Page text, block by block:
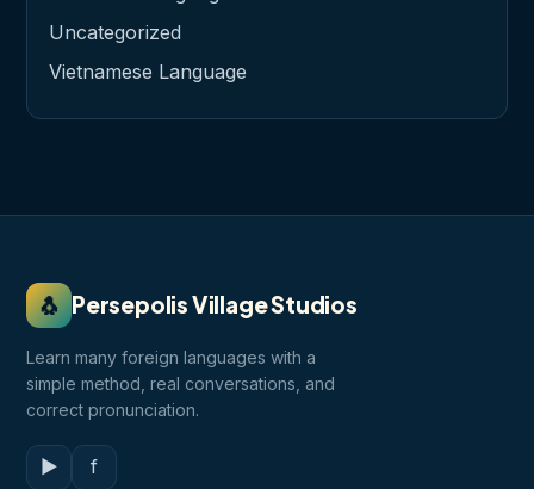
Uncategorized
Vietnamese Language
🐧 Persepolis Village Studios
Learn many foreign languages with a
simple method, real conversations, and
correct pronunciation.
▶ f